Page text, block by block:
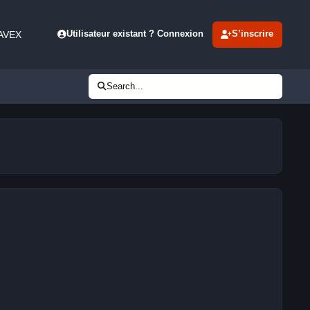
Utilisateur existant ? Connexion S’inscrire
Search...